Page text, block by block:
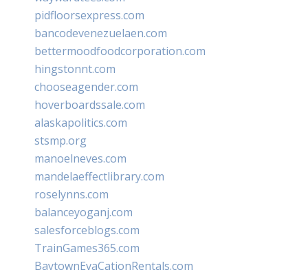
pidfloorsexpress.com
bancodevenezuelaen.com
bettermoodfoodcorporation.com
hingstonnt.com
chooseagender.com
hoverboardssale.com
alaskapolitics.com
stsmp.org
manoelneves.com
mandelaeffectlibrary.com
roselynns.com
balanceyoganj.com
salesforceblogs.com
TrainGames365.com
BaytownEvaCationRentals.com